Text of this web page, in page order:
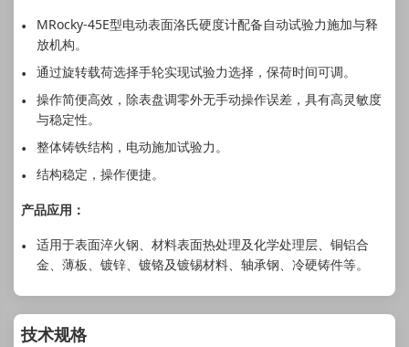
MRocky-45E型电动表面洛氏硬度计配备自动试验力施加与释
放机构。
通过旋转载荷选择手轮实现试验力选择，保荷时间可调。
操作简便高效，除表盘调零外无手动操作误差，具有高灵敏度
与稳定性。
整体铸铁结构，电动施加试验力。
结构稳定，操作便捷。
产品应用：
适用于表面淬火钢、材料表面热处理及化学处理层、铜铝合
金、薄板、镀锌、镀铬及镀锡材料、轴承钢、冷硬铸件等。
技术规格